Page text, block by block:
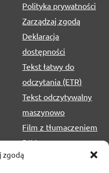
zgodą
Polityka prywatności
Zarządzaj zgodą
Deklaracja
dostępności
Tekst łatwy do
odczytania (ETR)
Tekst odczytywalny
maszynowo
Film z tłumaczeniem
PJM